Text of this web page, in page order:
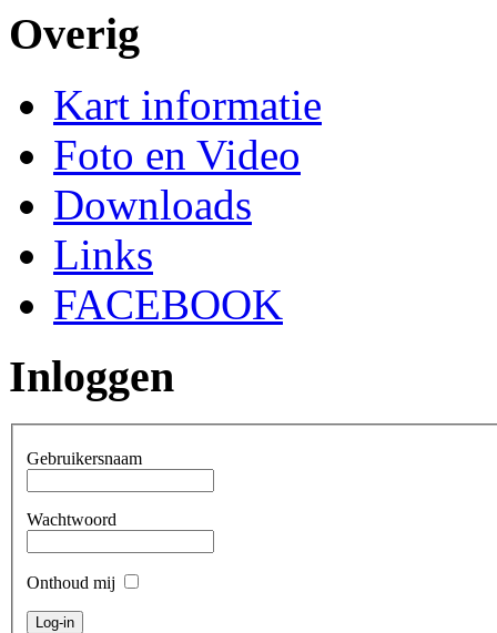
Overig
Kart informatie
Foto en Video
Downloads
Links
FACEBOOK
Inloggen
Gebruikersnaam
Wachtwoord
Onthoud mij